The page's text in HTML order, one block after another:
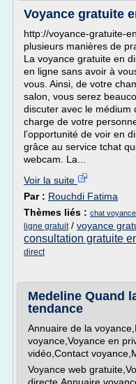
Voyance gratuite
http://voyance-gratuite-
plusieurs manières de
La voyance gratuite en
en ligne sans avoir à
vous. Ainsi, de votre
salon, vous serez
discuter avec le médium
charge de votre
l’opportunité de voir en
grâce au service tchat
webcam. La...
Voir la suite
Par : Rouchdi Fatima
Thèmes liés : chat
ligne gratuit/ voyance
consultation gratuite
direct
Medeline Quand
tendance
Annuaire de la
voyance,Voyance en
vidéo,Contact
Voyance web